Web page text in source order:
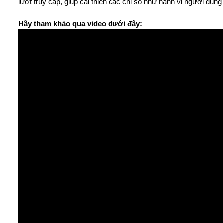
Hãy tham khảo qua video dưới đây: